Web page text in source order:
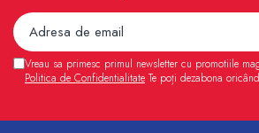
Vreau sa primesc primul newsletter cu promotiile
Politica de Confidentialitate Te poți dezabona